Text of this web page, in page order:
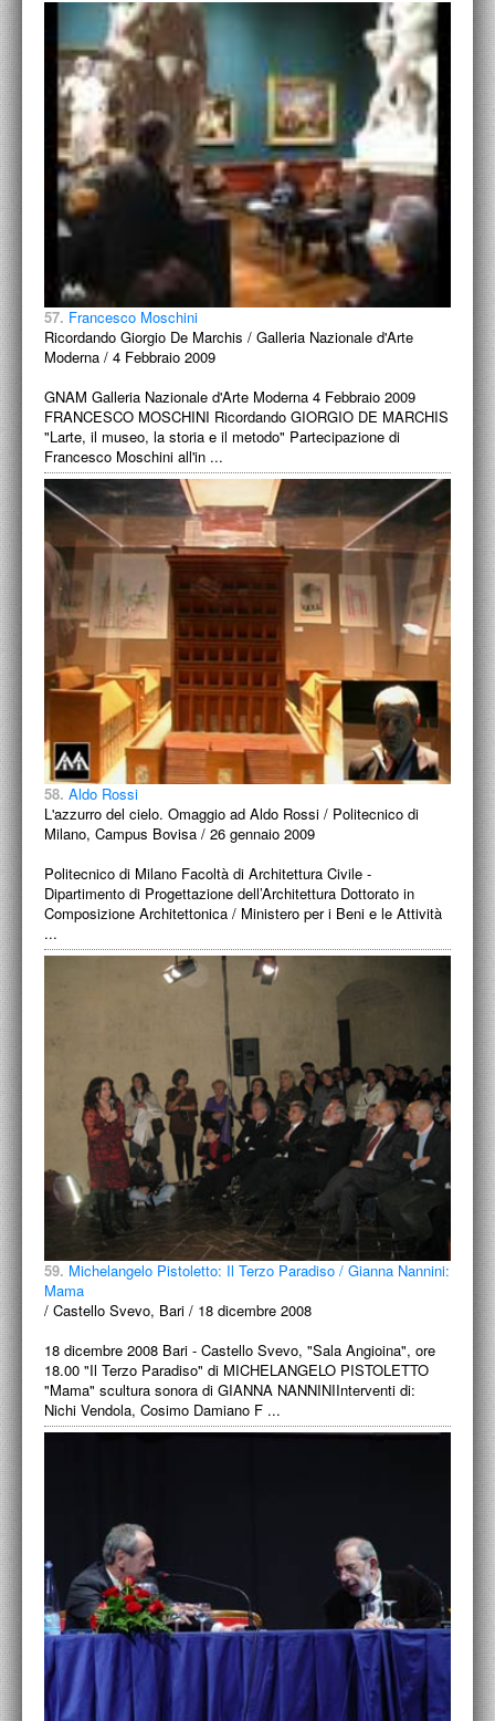
57. Francesco Moschini
Ricordando Giorgio De Marchis / Galleria Nazionale d'Arte
Moderna / 4 Febbraio 2009
GNAM Galleria Nazionale d'Arte Moderna 4 Febbraio 2009
FRANCESCO MOSCHINI Ricordando GIORGIO DE MARCHIS
"Larte, il museo, la storia e il metodo" Partecipazione di
Francesco Moschini all'in ...
58. Aldo Rossi
L'azzurro del cielo. Omaggio ad Aldo Rossi / Politecnico di
Milano, Campus Bovisa / 26 gennaio 2009
Politecnico di Milano Facoltà di Architettura Civile -
Dipartimento di Progettazione dell’Architettura Dottorato in
Composizione Architettonica / Ministero per i Beni e le Attività
...
59. Michelangelo Pistoletto: Il Terzo Paradiso / Gianna Nannini:
Mama
/ Castello Svevo, Bari / 18 dicembre 2008
18 dicembre 2008 Bari - Castello Svevo, "Sala Angioina", ore
18.00 "Il Terzo Paradiso" di MICHELANGELO PISTOLETTO
"Mama" scultura sonora di GIANNA NANNINIInterventi di:
Nichi Vendola, Cosimo Damiano F ...